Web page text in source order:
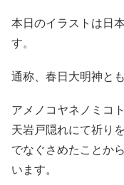
本日のイラストは日
す。
通称、春日大明神とも
アメノコヤネノミコ
天岩戸隠れにて祈り
でなぐさめたことか
います。